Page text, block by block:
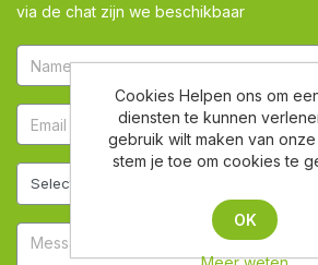
via de chat zijn we beschikbaar
Cookies Helpen ons om
diensten te kunnen
gebruik wilt maken van
stem je toe om cookies te
OK